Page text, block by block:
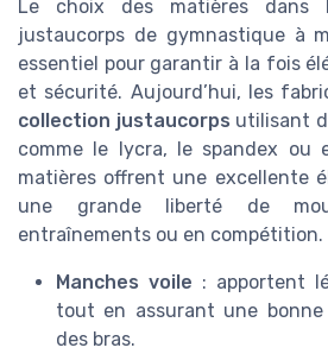
Le choix des matières dans
justaucorps de gymnastique à
essentiel pour garantir à la fois
et sécurité. Aujourd’hui, les
collection justaucorps utilisant
comme le lycra, le spandex ou
matières offrent une excellente
une grande liberté de
entraînements ou en compétition.
Manches voile : apportent
tout en assurant une
des bras.